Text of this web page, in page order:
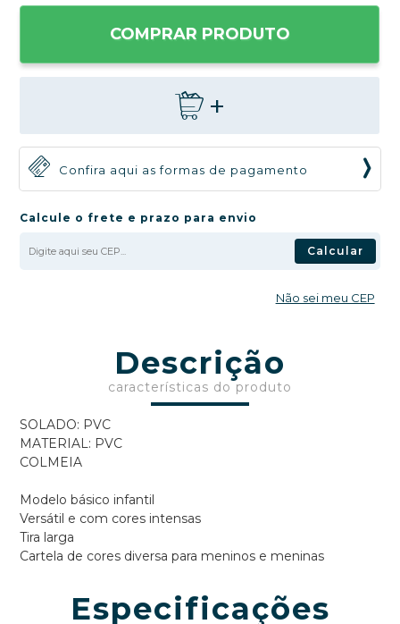
COMPRAR PRODUTO
+
Confira aqui as formas de pagamento
Calcule o frete e prazo para envio
Calcular
Não sei meu CEP
Descrição
características do produto
SOLADO: PVC
MATERIAL: PVC
COLMEIA
Modelo básico infantil
Versátil e com cores intensas
Tira larga
Cartela de cores diversa para meninos e meninas
Especificações